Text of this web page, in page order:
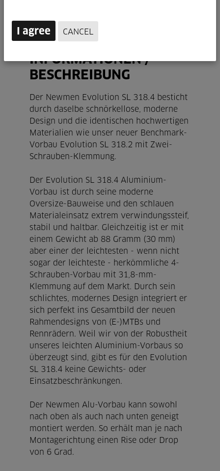
I agree CANCEL
TECHNISCHE
INFORMATIONEN /
BESCHREIBUNG
Der Newmen Evolution SL 318.4 besticht
durch daselbe schnörkellose, moderne
Design und die identischen hochwertigen
Materialien wie unser neuer Benchmark-
Vorbau Evolution SL 318.2 mit Zwei-
Schrauben-Klemmung.
Der Evolution SL 318.4 Aluminium-
Vorbau ist durch seine moderne
Oversize-Bauweise und den schlauen
Materialeinsatz extrem verwindungssteif,
stabil und haltbar. Gleichzeitig ist er mit
einem Gewicht ab 88 Gramm (30 mm)
aber einer der leichtesten - wenn nicht
sogar der leichteste - herkömmliche 4-
Schrauben-Vorbau mit 31,8-mm-
Klemmung auf dem Markt. Durch sein
schlichtes, modernes Design integriert er
sich perfekt ins Gesamtbild der neuen
Rahmendesigns von (E-)MTBs und
Rennrädern. Weil wir von der Robustheit
unseres leichten Aluminium-Vorbaus so
überzeugt sind, gibt es für den Evolution
SL 318.4 keine Gewichts- oder
Einsatzbeschränkungen.
Der Newmen Alu-Vorbau kann sowohl
nach oben als auch nach unten geneigt
montiert werden. So erhält man je nach
Montagerichtung einen Rise oder Drop
von 6 Grad.